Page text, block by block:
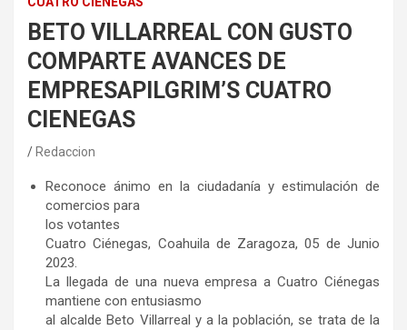
BETO VILLARREAL CON GUSTO
COMPARTE AVANCES DE
EMPRESAPILGRIM’S CUATRO
CIENEGAS
Redaccion
Reconoce ánimo en la ciudadanía y estimulación de
comercios para
los votantes
Cuatro Ciénegas, Coahuila de Zaragoza, 05 de Junio
2023.
La llegada de una nueva empresa a Cuatro Ciénegas
mantiene con entusiasmo
al alcalde Beto Villarreal y a la población, se trata de la